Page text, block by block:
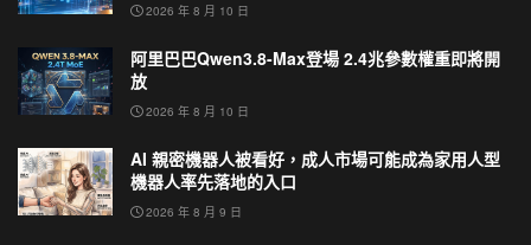
2026 年 8 月 10 日
阿里巴巴Qwen3.8-Max登場 2.4兆參數權重即將開
放
2026 年 8 月 10 日
AI 親密機器人被看好，成人市場可能成為家用人型
機器人率先落地的入口
2026 年 8 月 9 日